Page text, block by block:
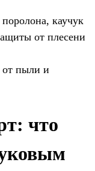
каучук
от плесени
от пыли и
что